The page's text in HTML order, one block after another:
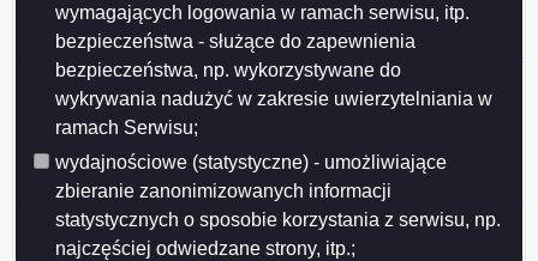
wymagających logowania w ramach serwisu, itp.
bezpieczeństwa - służące do zapewnienia
bezpieczeństwa, np. wykorzystywane do
wykrywania nadużyć w zakresie uwierzytelniania w
ramach Serwisu;
wydajnościowe (statystyczne) - umożliwiające
zbieranie zanonimizowanych informacji
statystycznych o sposobie korzystania z serwisu, np.
najczęściej odwiedzane strony, itp.;
28 maja 2013 r. w sprawie określenia warunków i trybu
finanso
Informacja Dotacja przyznana po rozpatrzeniu wniosku
klubu sportowego złożonego przez klub z własnej
inicjatywy zgodnie z uchwałą nr XXXVII/396/2013
Rady Miejskiej w Suwałkach z dnia 28 maja 2013 r. w
sprawie określenia warunków i trybu finansowania ro
Informacja -ogłoszenie o realizacji zadań w ramach
inicjatywy lokalnej w 2016 r.